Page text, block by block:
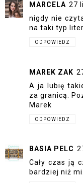
MARCELA 27
nigdy nie
na taki typ
ODPOWIEDZ
MAREK ZAK
A ja lubię
za granicą.
Marek
ODPOWIEDZ
BASIA PELC
Cały czas ją
bardziej niż mi.